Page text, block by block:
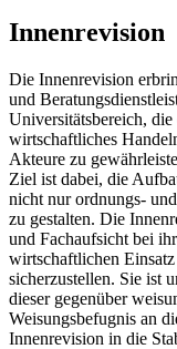
Innenrevision
Die Innenrevision
und
Universitätsbereich,
wirtschaftliches
Akteure zu
Ziel ist dabei, die
nicht nur ordnungs-
zu gestalten. Die
und Fachaufsicht bei
wirtschaftlichen
sicherzustellen. Sie ist
dieser gegenüber
Weisungsbefugnis an
Innenrevision in die